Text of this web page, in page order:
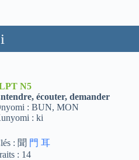
N5
écouter, demander
: BUN, MON
: ki
: 聞 門 耳
: 14